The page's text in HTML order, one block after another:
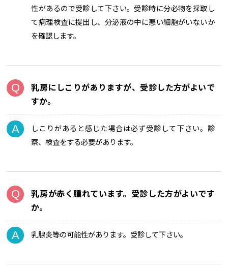
性があるので受診して下さい。受診時に分必物を採取し
て病理検査に提出し、分泌液の中に悪い細胞がいないか
を確認します。
乳房にしこりがありますが、受診した方がよいで
すか。
しこりがあると感じた場合は必ず受診して下さい。診
察、検査をする必要があります。
乳房が赤く腫れています。受診した方がよいです
か。
乳腺炎等の可能性があります。受診して下さい。